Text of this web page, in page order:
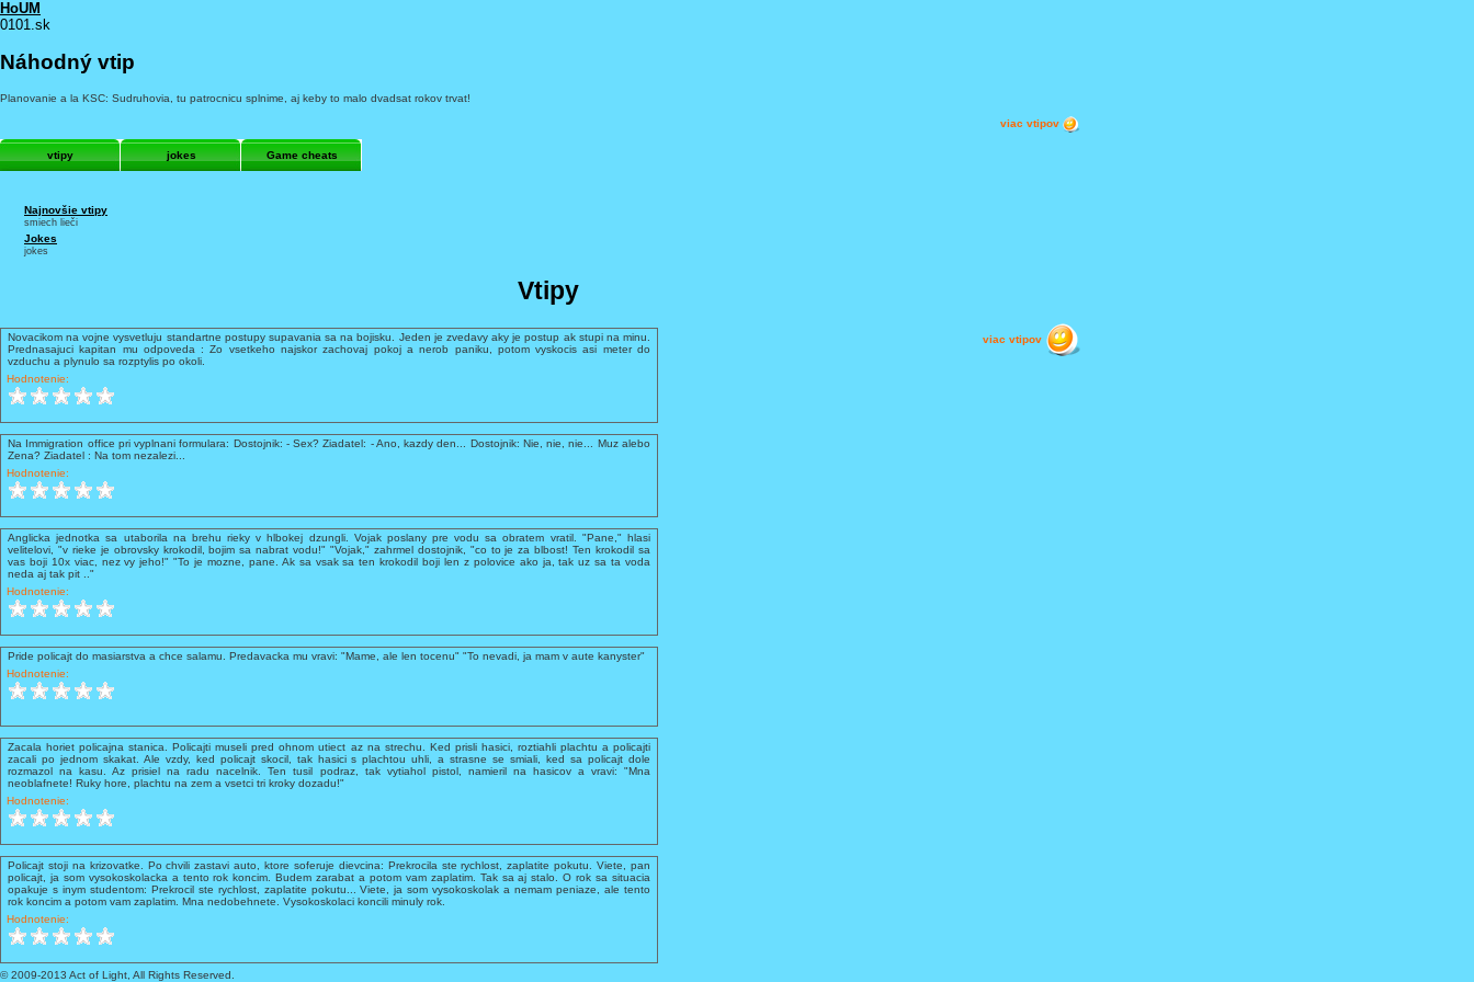
HoUM
0101.sk
Náhodný vtip
Planovanie a la KSC: Sudruhovia, tu patrocnicu splnime, aj keby to malo dvadsat rokov trvat!
viac vtipov
vtipy jokes Game cheats
Najnovšie vtipy
smiech lieči
Jokes
jokes
Vtipy
Novacikom na vojne vysvetluju standartne postupy supavania sa na bojisku. Jeden je zvedavy aky je postup ak stupi na minu.
Prednasajuci kapitan mu odpoveda : Zo vsetkeho najskor zachovaj pokoj a nerob paniku, potom vyskocis asi meter do
vzduchu a plynulo sa rozptylis po okoli.
Hodnotenie:
Na Immigration office pri vyplnani formulara: Dostojnik: - Sex? Ziadatel: - Ano, kazdy den... Dostojnik: Nie, nie, nie... Muz alebo
Zena? Ziadatel : Na tom nezalezi...
Hodnotenie:
Anglicka jednotka sa utaborila na brehu rieky v hlbokej dzungli. Vojak poslany pre vodu sa obratem vratil. "Pane," hlasi
velitelovi, "v rieke je obrovsky krokodil, bojim sa nabrat vodu!" "Vojak," zahrmel dostojnik, "co to je za blbost! Ten krokodil sa
vas boji 10x viac, nez vy jeho!" "To je mozne, pane. Ak sa vsak sa ten krokodil boji len z polovice ako ja, tak uz sa ta voda
neda aj tak pit .."
Hodnotenie:
Pride policajt do masiarstva a chce salamu. Predavacka mu vravi: "Mame, ale len tocenu" "To nevadi, ja mam v aute kanyster"
Hodnotenie:
Zacala horiet policajna stanica. Policajti museli pred ohnom utiect az na strechu. Ked prisli hasici, roztiahli plachtu a policajti
zacali po jednom skakat. Ale vzdy, ked policajt skocil, tak hasici s plachtou uhli, a strasne se smiali, ked sa policajt dole
rozmazol na kasu. Az prisiel na radu nacelnik. Ten tusil podraz, tak vytiahol pistol, namieril na hasicov a vravi: "Mna
neoblafnete! Ruky hore, plachtu na zem a vsetci tri kroky dozadu!"
Hodnotenie:
Policajt stoji na krizovatke. Po chvili zastavi auto, ktore soferuje dievcina: Prekrocila ste rychlost, zaplatite pokutu. Viete, pan
policajt, ja som vysokoskolacka a tento rok koncim. Budem zarabat a potom vam zaplatim. Tak sa aj stalo. O rok sa situacia
opakuje s inym studentom: Prekrocil ste rychlost, zaplatite pokutu... Viete, ja som vysokoskolak a nemam peniaze, ale tento
rok koncim a potom vam zaplatim. Mna nedobehnete. Vysokoskolaci koncili minuly rok.
Hodnotenie:
viac vtipov
© 2009-2013 Act of Light, All Rights Reserved.